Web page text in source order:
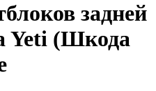
задней
Yeti (Шкода